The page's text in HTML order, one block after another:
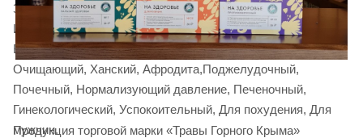
Здоровые суставы, Сбор для укрепления волос, Горец,
Императорский, Чистые сосуды. Сердечно-сосудистый.
Бальзам Здоровье, Грудной, Желудочно-кишечный,
Очищающий, Ханский, Афродита,Поджелудочный,
Почечный, Нормализующий давление, Печеночный,
Гинекологический, Успокоительный, Для похудения, Для
мужчин.
Продукция торговой марки «Травы Горного Крыма»